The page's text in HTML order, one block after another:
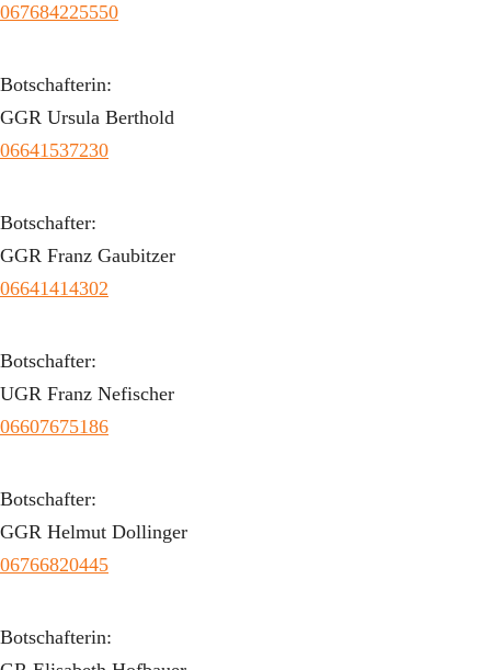
067684225550
Botschafterin:
GGR Ursula Berthold
06641537230
Botschafter:
GGR Franz Gaubitzer
06641414302
Botschafter:
UGR Franz Nefischer
06607675186
Botschafter:
GGR Helmut Dollinger
06766820445
Botschafterin: